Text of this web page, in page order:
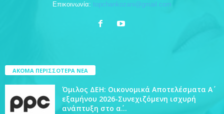
Επικοινωνία: topchankozani@gmail.com
ΑΚΟΜΑ ΠΕΡΙΣΣΟΤΕΡΑ ΝΕΑ
Όμιλος ΔΕΗ: Οικονομικά Αποτελέσματα Α΄
εξαμήνου 2026-Συνεχιζόμενη ισχυρή
ανάπτυξη στο α΄...